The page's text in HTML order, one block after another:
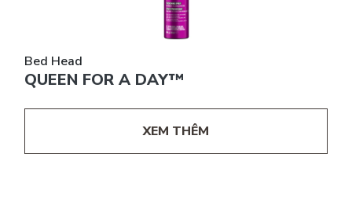
Bed Head
QUEEN FOR A DAY™
XEM THÊM